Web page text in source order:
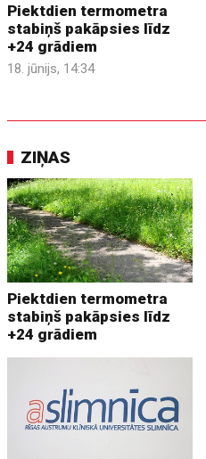
Piektdien termometra
stabiņš pakāpsies līdz
+24 grādiem
18. jūnijs, 14:34
ZIŅAS
Piektdien termometra
stabiņš pakāpsies līdz
+24 grādiem